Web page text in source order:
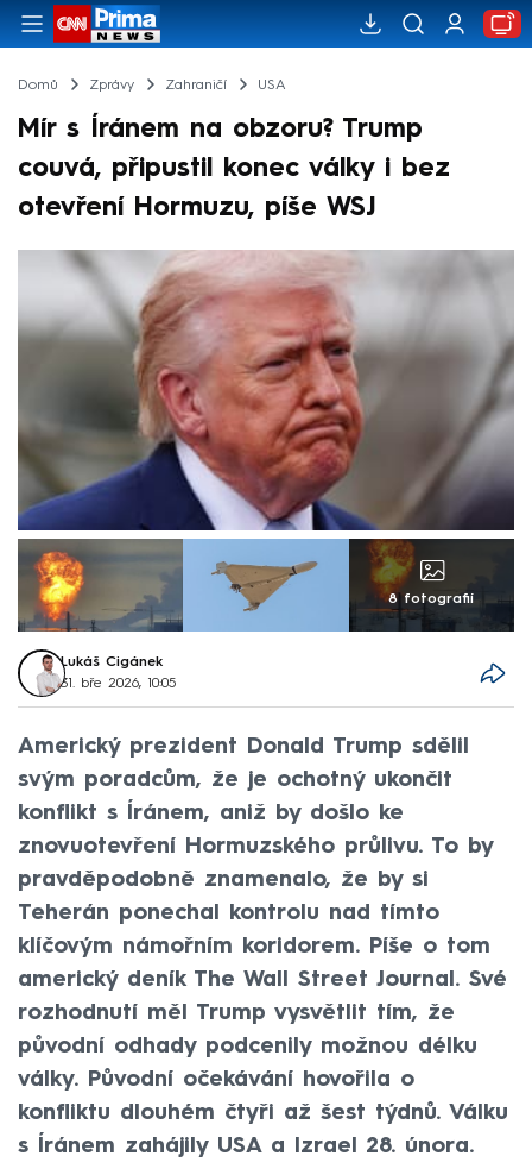
Domů Zprávy Zahraničí USA
Mír s Íránem na obzoru? Trump
couvá, připustil konec války i bez
otevření Hormuzu, píše WSJ
8 fotografií
Lukáš Cigánek
31. bře 2026, 10:05
Americký prezident Donald Trump sdělil
svým poradcům, že je ochotný ukončit
konflikt s Íránem, aniž by došlo ke
znovuotevření Hormuzského průlivu. To by
pravděpodobně znamenalo, že by si
Teherán ponechal kontrolu nad tímto
klíčovým námořním koridorem. Píše o tom
americký deník The Wall Street Journal. Své
rozhodnutí měl Trump vysvětlit tím, že
původní odhady podcenily možnou délku
války. Původní očekávání hovořila o
konfliktu dlouhém čtyři až šest týdnů. Válku
s Íránem zahájily USA a Izrael 28. února.